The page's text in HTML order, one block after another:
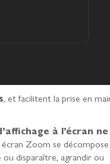
, et facilitent la prise en
à l’écran ne
écran Zoom se décompose
disparaître, agrandir ou